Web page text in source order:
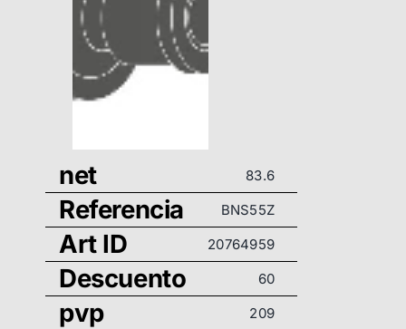
net 83.6
Referencia BNS55Z
Art ID 20764959
Descuento 60
pvp 209